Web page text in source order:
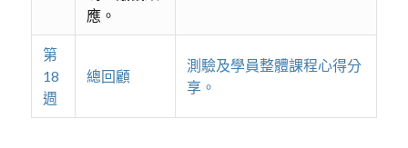
應。
第
18
週
總回顧
測驗及學員整體課程心得分
享。